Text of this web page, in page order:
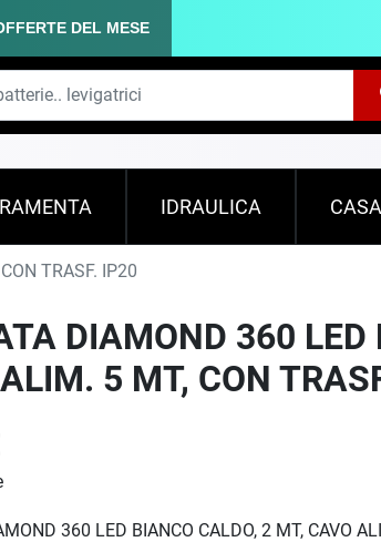
DEL MESE
IDRAULICA CASA
TRASF. IP20
DIAMOND 360 LED
5 MT, CON
360 LED BIANCO CALDO, 2 MT, CAVO